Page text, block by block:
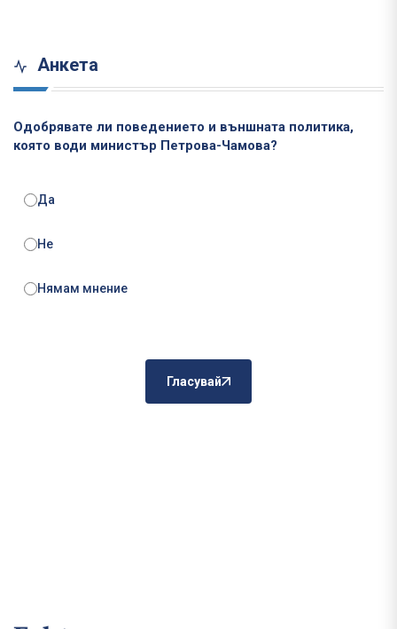
Анкета
Одобрявате ли поведението и външната политика,
която води министър Петрова-Чамова?
Да
Не
Нямам мнение
Гласувай